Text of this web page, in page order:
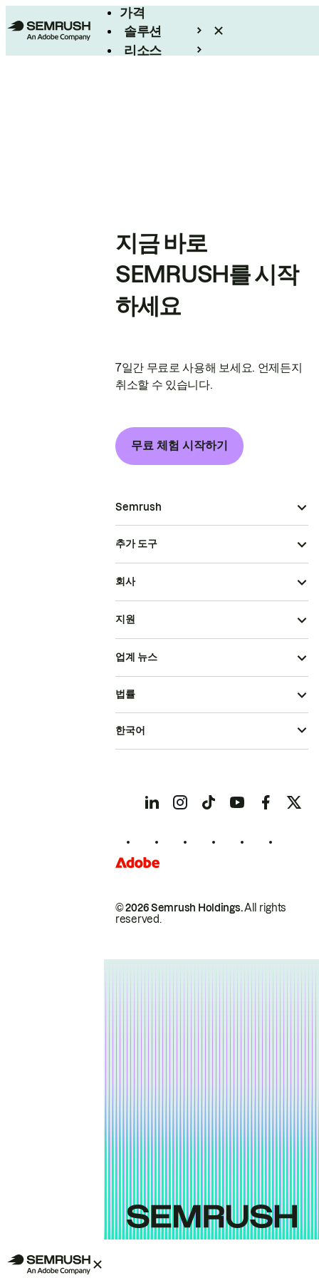
가격
솔루션
리소스
지금 바로
SEMRUSH를 시작
하세요
7일간 무료로 사용해 보세요. 언제든지
취소할 수 있습니다.
무료 체험 시작하기
Semrush
추가 도구
회사
지원
업계 뉴스
© 2026 Semrush Holdings.All rights
reserved.
법률
한국어